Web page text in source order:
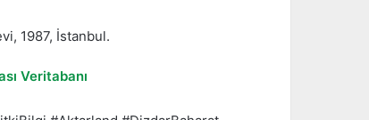
1987, İstanbul.
Veritabanı